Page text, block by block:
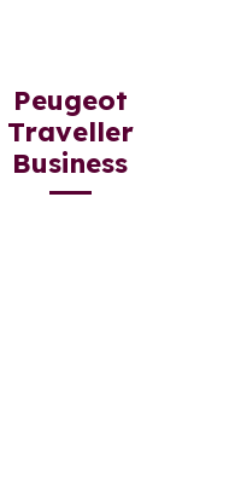
Peugeot
Traveller
Business